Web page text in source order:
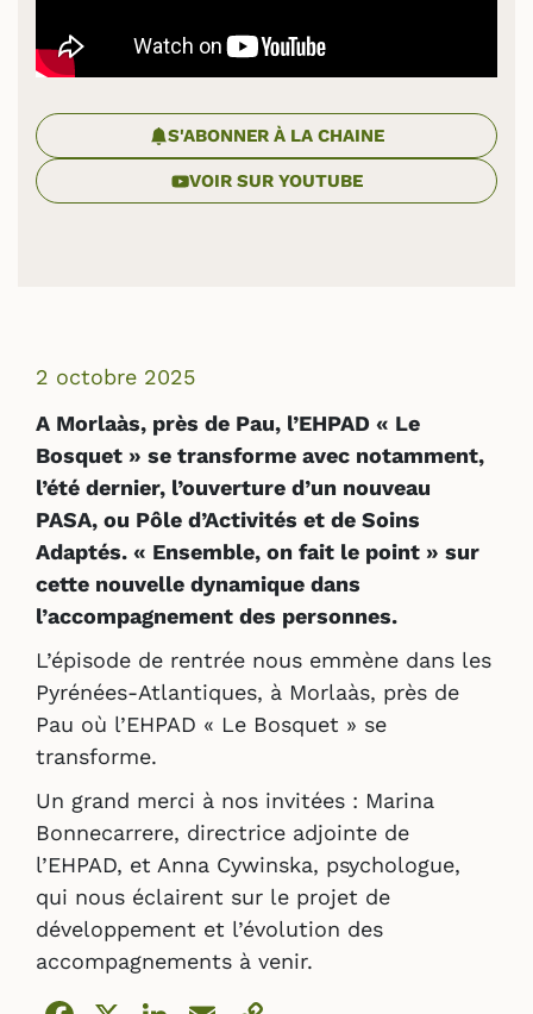
VOIR SUR YOUTUBE
S'ABONNER À LA CHAINE
2 octobre 2025
A Morlaàs, près de Pau, l’EHPAD « Le
Bosquet » se transforme avec notamment,
l’été dernier, l’ouverture d’un nouveau
PASA, ou Pôle d’Activités et de Soins
Adaptés. « Ensemble, on fait le point » sur
cette nouvelle dynamique dans
l’accompagnement des personnes.
L’épisode de rentrée nous emmène dans les
Pyrénées-Atlantiques, à Morlaàs, près de
Pau où l’EHPAD « Le Bosquet » se
transforme.
Un grand merci à nos invitées : Marina
Bonnecarrere, directrice adjointe de
l’EHPAD, et Anna Cywinska, psychologue,
qui nous éclairent sur le projet de
développement et l’évolution des
accompagnements à venir.